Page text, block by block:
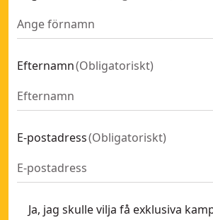
Hårdmetallspets SDS-Plus 14x260x200
Dammutsug för borrning- SKU:
Slipnät, 120 korn, 150 mm - SKU:
- SKU:
Stegborr för slagskruvdragare
Slipnät, 120 korn, 115 x 228 mm
Halvcirkelformad klinga till multitool
Efternamn(Obligatoriskt)
E-postadress(Obligatoriskt)
Ja, jag skulle vilja få exklusiva